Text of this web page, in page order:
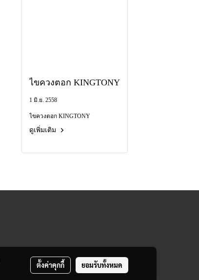
ไขควงตอก KINGTONY
1 มิ.ย. 2558
ไขควงตอก KINGTONY
ดูเพิ่มเติม
ตั้งค่าคุกกี้ ยอมรับทั้งหมด